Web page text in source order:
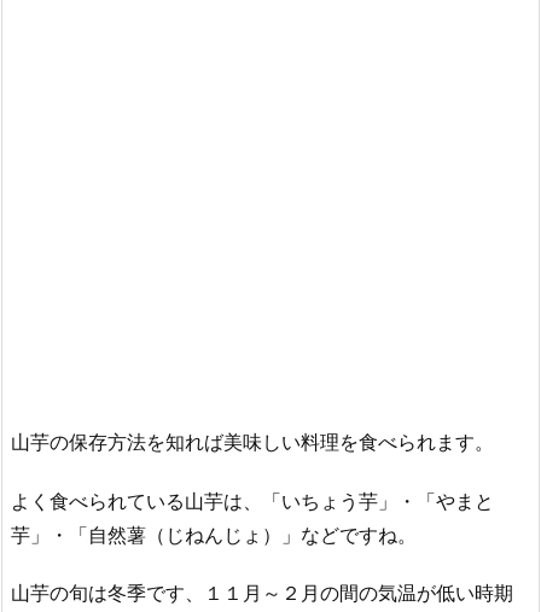
山芋の保存方法を知れば美味しい料理を食べられます。
よく食べられている山芋は、「いちょう芋」・「やまと
芋」・「自然薯（じねんじょ）」などですね。
山芋の旬は冬季です、１１月～２月の間の気温が低い時期